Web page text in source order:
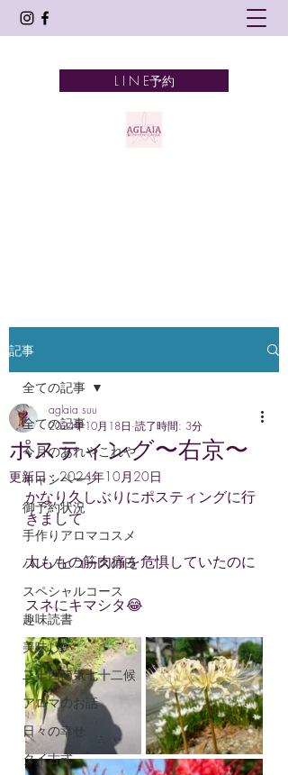
L I N E予約
記事
全ての記事
今月のあれやこれや
キャンペーン
御予約状況
手作りアロマコスメ
ハレノヒコースの日
スペシャルコース
趣味読書
美味しい
二十四節気七十二候
アロマのお話
日々の幸せ
タイ古式
全ての記事
ポスティング〜右京〜
aglaia suu
2024年10月18日 読了時間: 3分
更新日：2024年10月20日
かなり久しぶりにポスティングに行
きまして
太ももの筋肉痛を危惧していたのに
スネにキマシタ😂